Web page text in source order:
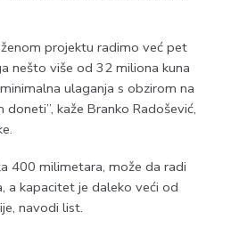
projektu radimo već pet
nešto više od 32 miliona kuna
ulaganja s obzirom na
kaže Branko Radošević,
400 milimetara, može da radi
a kapacitet je daleko veći od
navodi list.